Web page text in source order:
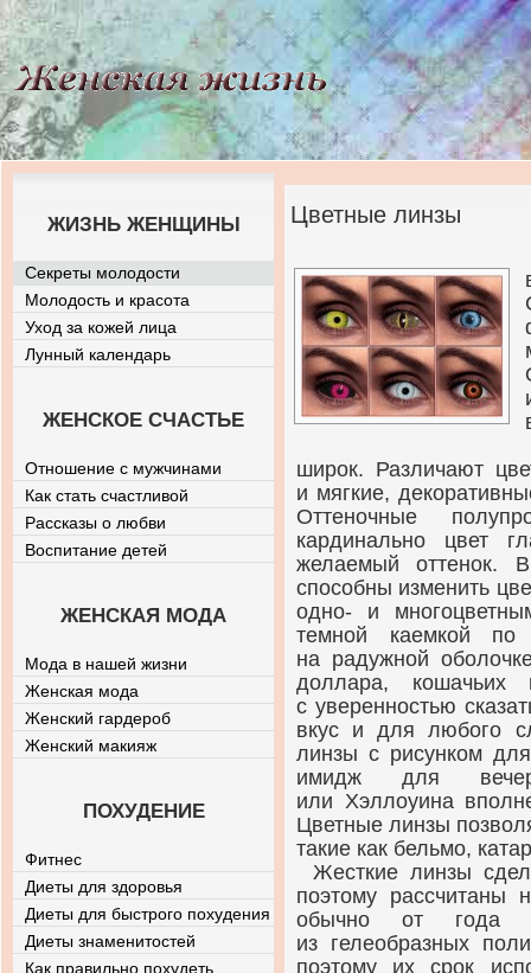
Цветные линзы
широк. Различают
и мягкие,
Оттеночные
кардинально цвет
желаемый оттенок.
способны изменить
одно- и
темной каемкой
на радужной
доллара,
с уверенностью
вкус и для любого
линзы с рисунком
имидж для
или Хэллоуина
Цветные линзы
такие как бельмо,
Жесткие линзы
поэтому рассчитаны
обычно от года
из гелеобразных
поэтому их срок
ЖИЗНЬ ЖЕНЩИНЫ
Секреты молодости
Молодость и красота
Уход за кожей лица
Лунный календарь
ЖЕНСКОЕ СЧАСТЬЕ
Отношение с мужчинами
Как стать счастливой
Рассказы о любви
Воспитание детей
ЖЕНСКАЯ МОДА
Мода в нашей жизни
Женская мода
Женский гардероб
Женский макияж
ПОХУДЕНИЕ
Фитнес
Диеты для здоровья
Диеты для быстрого похудения
Диеты знаменитостей
Как правильно похудеть